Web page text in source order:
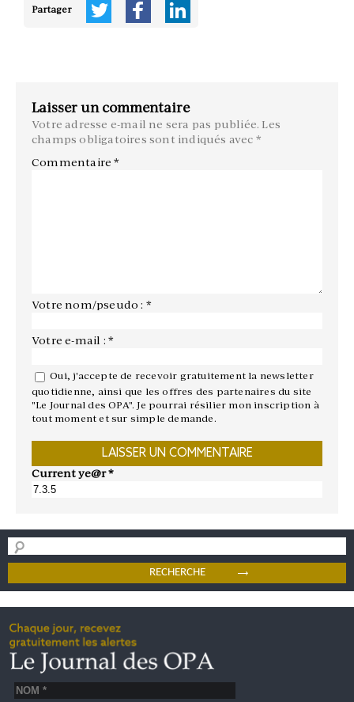
Partager
Laisser un commentaire
Votre adresse e-mail ne sera pas publiée. Les
champs obligatoires sont indiqués avec *
Commentaire*
Votre nom/pseudo : *
Votre e-mail : *
Oui, j'accepte de recevoir gratuitement la newsletter
quotidienne, ainsi que les offres des partenaires du site
"Le Journal des OPA". Je pourrai résilier mon inscription à
tout moment et sur simple demande.
Current ye@r*